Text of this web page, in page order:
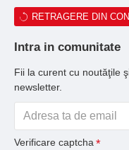
RETRAGERE DIN
Intra in comunitate
Fii la curent cu noutăţile
newsletter.
Verificare captcha